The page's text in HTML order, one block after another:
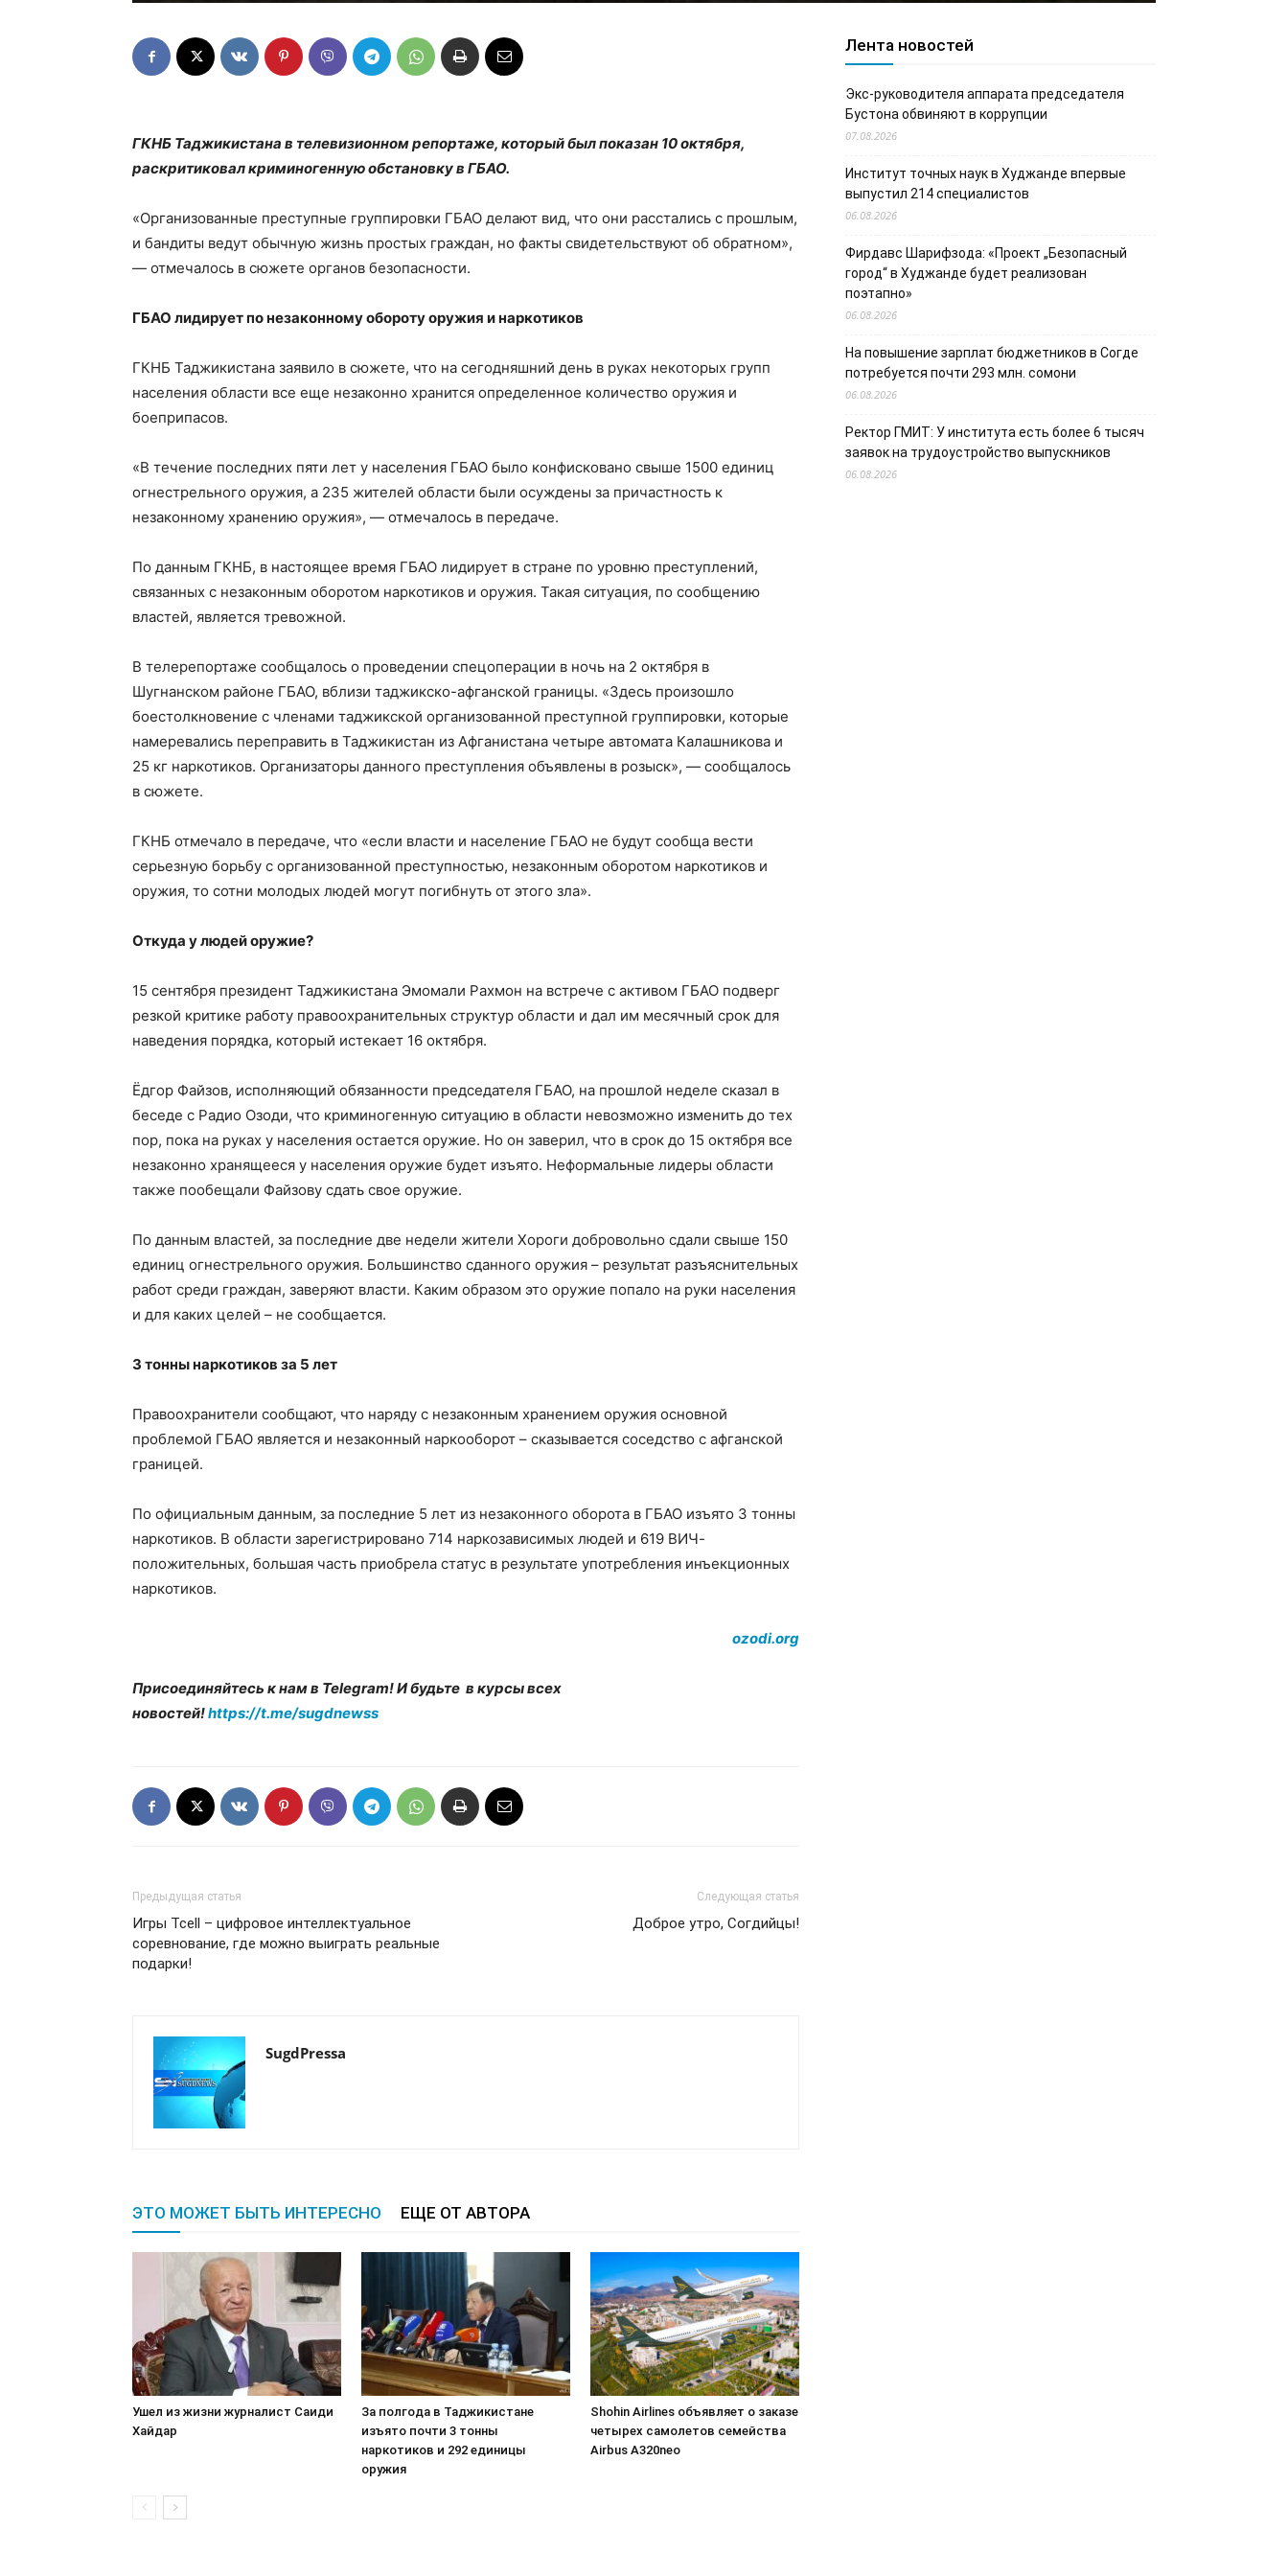
ГКНБ Таджикистана в телевизионном репортаже, который был показан 10 октября,
раскритиковал криминогенную обстановку в ГБАО.
«Организованные преступные группировки ГБАО делают вид, что они расстались с прошлым,
и бандиты ведут обычную жизнь простых граждан, но факты свидетельствуют об обратном»,
— отмечалось в сюжете органов безопасности.
ГБАО лидирует по незаконному обороту оружия и наркотиков
ГКНБ Таджикистана заявило в сюжете, что на сегодняшний день в руках некоторых групп
населения области все еще незаконно хранится определенное количество оружия и
боеприпасов.
«В течение последних пяти лет у населения ГБАО было конфисковано свыше 1500 единиц
огнестрельного оружия, а 235 жителей области были осуждены за причастность к
незаконному хранению оружия», — отмечалось в передаче.
По данным ГКНБ, в настоящее время ГБАО лидирует в стране по уровню преступлений,
связанных с незаконным оборотом наркотиков и оружия. Такая ситуация, по сообщению
властей, является тревожной.
В телерепортаже сообщалось о проведении спецоперации в ночь на 2 октября в
Шугнанском районе ГБАО, вблизи таджикско-афганской границы. «Здесь произошло
боестолкновение с членами таджикской организованной преступной группировки, которые
намеревались переправить в Таджикистан из Афганистана четыре автомата Калашникова и
25 кг наркотиков. Организаторы данного преступления объявлены в розыск», — сообщалось
в сюжете.
ГКНБ отмечало в передаче, что «если власти и население ГБАО не будут сообща вести
серьезную борьбу с организованной преступностью, незаконным оборотом наркотиков и
оружия, то сотни молодых людей могут погибнуть от этого зла».
Откуда у людей оружие?
15 сентября президент Таджикистана Эмомали Рахмон на встрече с активом ГБАО подверг
резкой критике работу правоохранительных структур области и дал им месячный срок для
наведения порядка, который истекает 16 октября.
​Ёдгор Файзов, исполняющий обязанности председателя ГБАО, на прошлой неделе сказал в
беседе с Радио Озоди, что криминогенную ситуацию в области невозможно изменить до тех
пор, пока на руках у населения остается оружие. Но он заверил, что в срок до 15 октября все
незаконно хранящееся у населения оружие будет изъято. Неформальные лидеры области
также пообещали Файзову сдать свое оружие.
По данным властей, за последние две недели жители Хороги добровольно сдали свыше 150
единиц огнестрельного оружия. Большинство сданного оружия – результат разъяснительных
работ среди граждан, заверяют власти. Каким образом это оружие попало на руки населения
и для каких целей – не сообщается.
3 тонны наркотиков за 5 лет
Правоохранители сообщают, что наряду с незаконным хранением оружия основной
проблемой ГБАО является и незаконный наркооборот – сказывается соседство с афганской
границей.
По официальным данным, за последние 5 лет из незаконного оборота в ГБАО изъято 3 тонны
наркотиков. В области зарегистрировано 714 наркозависимых людей и 619 ВИЧ-
положительных, большая часть приобрела статус в результате употребления инъекционных
наркотиков.
ozodi.org
Присоединяйтесь к нам в Telegram! И будьте в курсы всех
новостей!https://t.me/sugdnewss
Предыдущая статья
Игры Tcell – цифровое интеллектуальное
соревнование, где можно выиграть реальные
подарки!
Следующая статья
Доброе утро, Согдийцы!
SugdPressa
ЭТО МОЖЕТ БЫТЬ ИНТЕРЕСНО ЕЩЕ ОТ АВТОРА
Ушел из жизни журналист Саиди
Хайдар
За полгода в Таджикистане
изъято почти 3 тонны
наркотиков и 292 единицы
оружия
Shohin Airlines объявляет о заказе
четырех самолетов семейства
Airbus A320neo
Лента новостей
Экс-руководителя аппарата председателя
Бустона обвиняют в коррупции
07.08.2026
Институт точных наук в Худжанде впервые
выпустил 214 специалистов
06.08.2026
Фирдавс Шарифзода: «Проект „Безопасный
город“ в Худжанде будет реализован
поэтапно»
06.08.2026
На повышение зарплат бюджетников в Согде
потребуется почти 293 млн. сомони
06.08.2026
Ректор ГМИТ: У института есть более 6 тысяч
заявок на трудоустройство выпускников
06.08.2026